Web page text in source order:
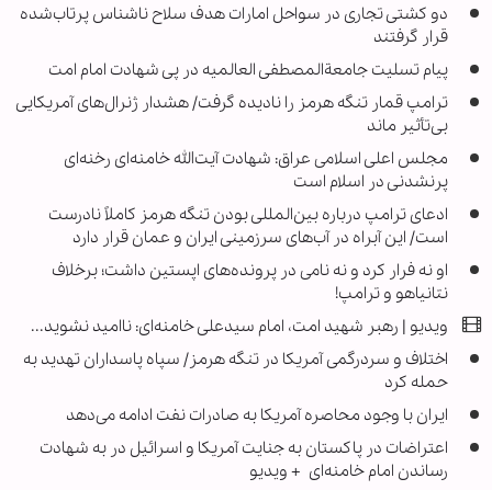
دو کشتی تجاری در سواحل امارات هدف سلاح ناشناس پرتاب‌شده
قرار گرفتند
پیام تسلیت جامعةالمصطفی العالمیه در پی شهادت امام امت
ترامپ قمار تنگه هرمز را نادیده گرفت/ هشدار ژنرال‌های آمریکایی
بی‌تأثیر ماند
مجلس اعلی اسلامی عراق: شهادت آیت‌الله خامنه‌ای رخنه‌ای
پرنشدنی در اسلام است
ادعای ترامپ درباره بین‌المللی بودن تنگه هرمز کاملاً نادرست
است/ این آبراه در آب‌های سرزمینی ایران و عمان قرار دارد
او نه فرار کرد و نه نامی در پرونده‌های اپستین داشت؛ برخلاف
نتانیاهو و ترامپ!
ویدیو | رهبر شهید امت، امام سیدعلی خامنه‌ای: ناامید نشوید...
اختلاف و سردرگمی آمریکا در تنگه هرمز/ سپاه پاسداران تهدید به
حمله کرد
ایران با وجود محاصره آمریکا به صادرات نفت ادامه می‌دهد
اعتراضات در پاکستان به جنایت آمریکا و اسرائیل در به شهادت
رساندن امام خامنه‌ای + ویدیو